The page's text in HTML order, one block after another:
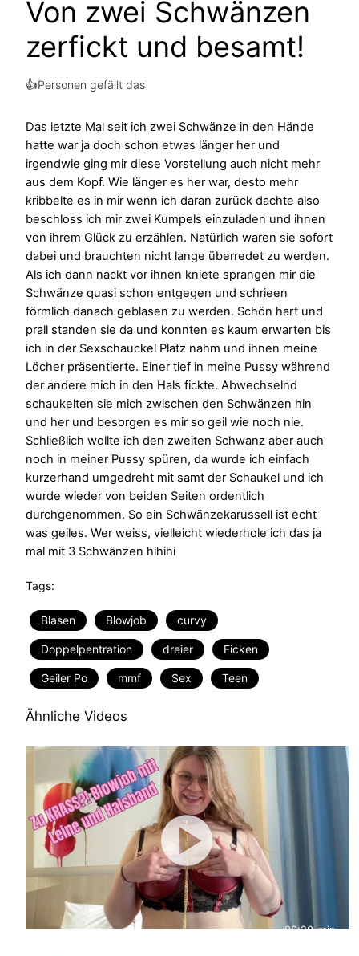
Von zwei Schwänzen
zerfickt und besamt!
👍Personen gefällt das
Das letzte Mal seit ich zwei Schwänze in den Hände
hatte war ja doch schon etwas länger her und
irgendwie ging mir diese Vorstellung auch nicht mehr
aus dem Kopf. Wie länger es her war, desto mehr
kribbelte es in mir wenn ich daran zurück dachte also
beschloss ich mir zwei Kumpels einzuladen und ihnen
von ihrem Glück zu erzählen. Natürlich waren sie sofort
dabei und brauchten nicht lange überredet zu werden.
Als ich dann nackt vor ihnen kniete sprangen mir die
Schwänze quasi schon entgegen und schrieen
förmlich danach geblasen zu werden. Schön hart und
prall standen sie da und konnten es kaum erwarten bis
ich in der Sexschauckel Platz nahm und ihnen meine
Löcher präsentierte. Einer tief in meine Pussy während
der andere mich in den Hals fickte. Abwechselnd
schaukelten sie mich zwischen den Schwänzen hin
und her und besorgen es mir so geil wie noch nie.
Schließlich wollte ich den zweiten Schwanz aber auch
noch in meiner Pussy spüren, da wurde ich einfach
kurzerhand umgedreht mit samt der Schaukel und ich
wurde wieder von beiden Seiten ordentlich
durchgenommen. So ein Schwänzekarussell ist echt
was geiles. Wer weiss, vielleicht wiederhole ich das ja
mal mit 3 Schwänzen hihihi
Tags:
Blasen Blowjob curvy
Doppelpentration dreier Ficken
Geiler Po mmf Sex Teen
Ähnliche Videos
06:20 min